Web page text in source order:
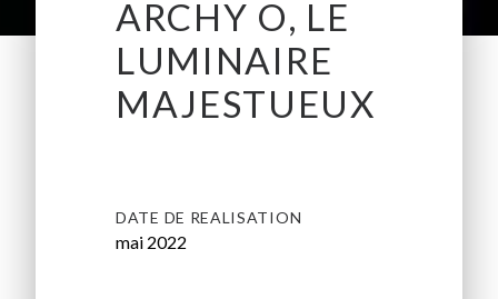
ARCHY O, LE
LUMINAIRE
MAJESTUEUX
DATE DE REALISATION
mai 2022